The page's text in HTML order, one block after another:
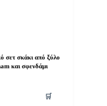
σετ σκάκι από ξύλο
και σφενδάμι
🛒